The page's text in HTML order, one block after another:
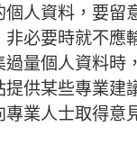
人資料，要留
必要時就不應
量個人資料時
提供某些專業建
業人士取得意